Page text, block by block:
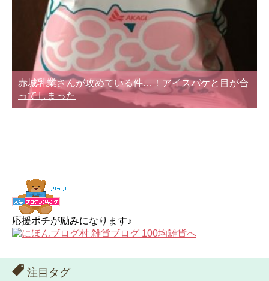
赤城乳業さんが攻めている件…！アイスパケと目が合
ってしまった
応援ポチが励みになります♪
注目タグ